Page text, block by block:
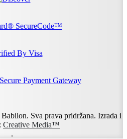
Sva prava pridržana. Izrada i
Creative Media™
.